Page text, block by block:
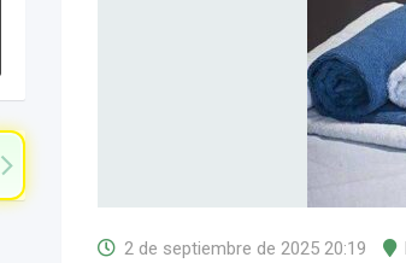
2 de septiembre de 2025 20:19